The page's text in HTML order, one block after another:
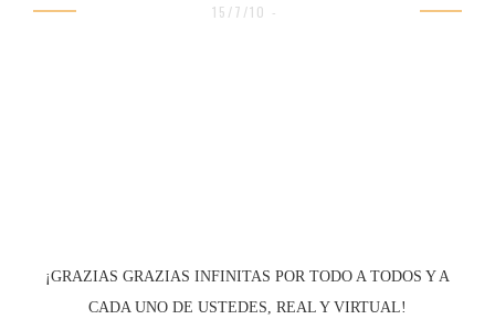
15/7/10 -
¡GRAZIAS GRAZIAS INFINITAS POR TODO A TODOS Y A
CADA UNO DE USTEDES, REAL Y VIRTUAL!